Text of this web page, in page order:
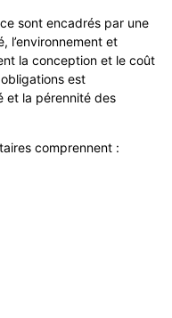
sont encadrés par une
l’environnement et
la conception et le coût
est
et la pérennité des
comprennent :